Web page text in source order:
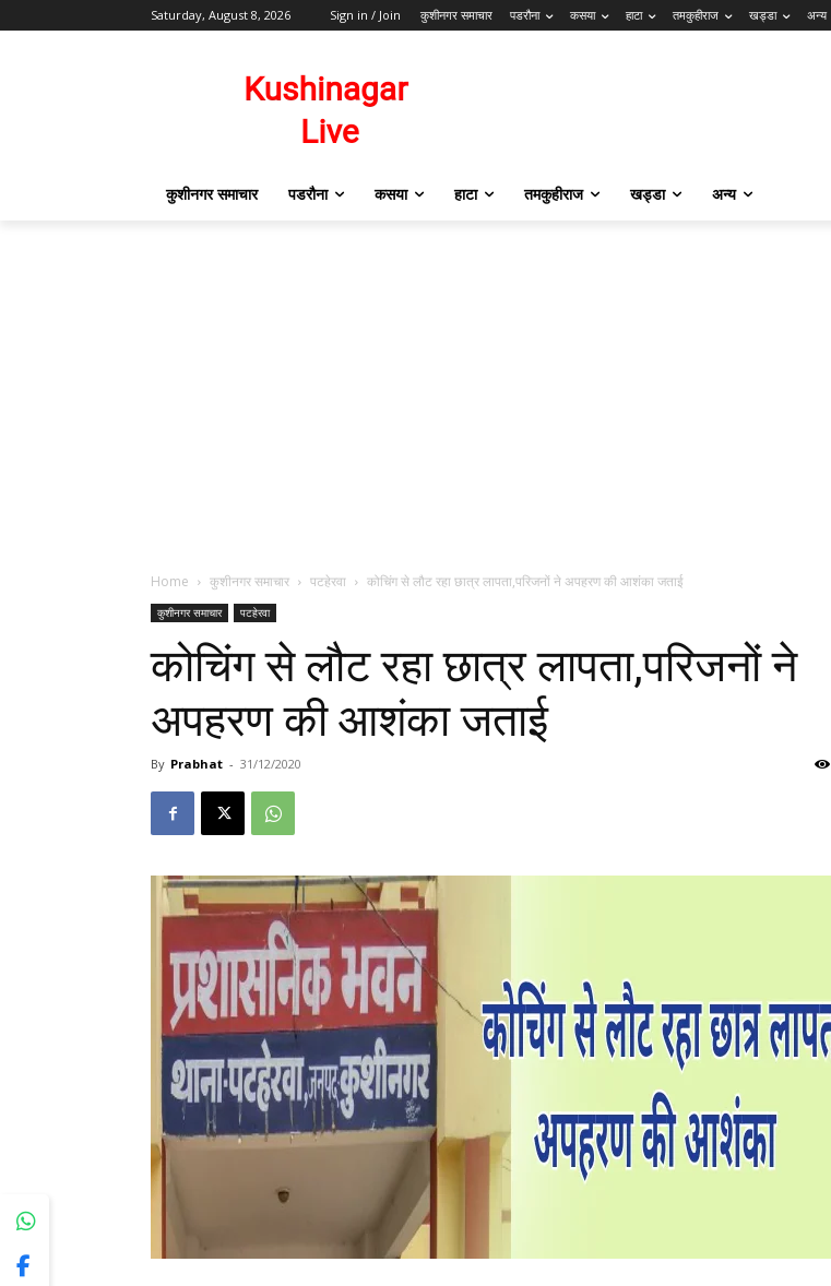
Saturday, August 8, 2026 Sign in / Join कुशीनगर समाचार पडरौना कसया हाटा तमकुहीराज खड्डा अन्य
कुशीनगर समाचार पडरौना कसया हाटा तमकुहीराज खड्डा अन्य
Home कुशीनगर समाचार पटहेरवा कोचिंग से लौट रहा छात्र लापता,परिजनों ने अपहरण की आशंका जताई
कुशीनगर समाचार पटहेरवा
कोचिंग से लौट रहा छात्र लापता,परिजनों ने
अपहरण की आशंका जताई
By Prabhat - 31/12/2020